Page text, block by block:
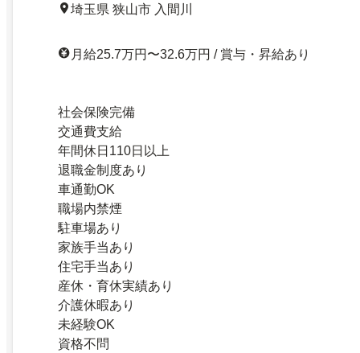
埼玉県 狭山市 入間川
月給25.7万円〜32.6万円 / 賞与・昇給あり
社会保険完備
交通費支給
年間休日110日以上
退職金制度あり
車通勤OK
職場内禁煙
駐車場あり
家族手当あり
住宅手当あり
産休・育休実績あり
介護休暇あり
未経験OK
資格不問